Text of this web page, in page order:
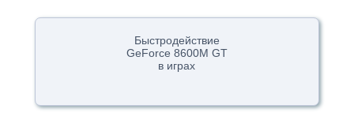
Быстродействие
GeForce 8600M GT
в играх